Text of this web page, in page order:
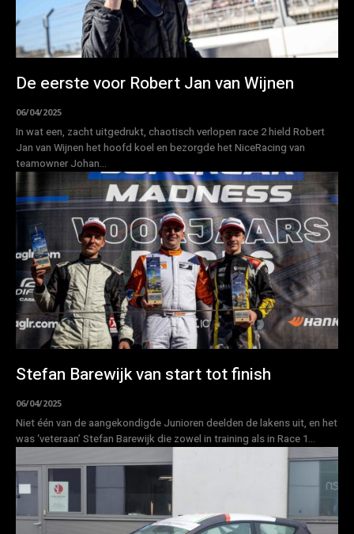
De eerste voor Robert Jan van Wijnen
06/04/2025
In wat een, zacht uitgedrukt, chaotisch verlopen race 2 hield Robert
Jan van Wijnen het hoofd koel en bezorgde het NiceRacing van
teamowner Johan...
Stefan Barewijk van start tot finish
06/04/2025
Niet één van de aangekondigde Junioren deelden de lakens uit, en het
was ‘veteraan’ Stefan Barewijk die zowel in training als in Race 1...